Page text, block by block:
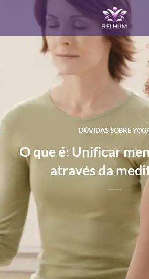
DÚVIDAS SOBRE
O que é: Unificar
através da